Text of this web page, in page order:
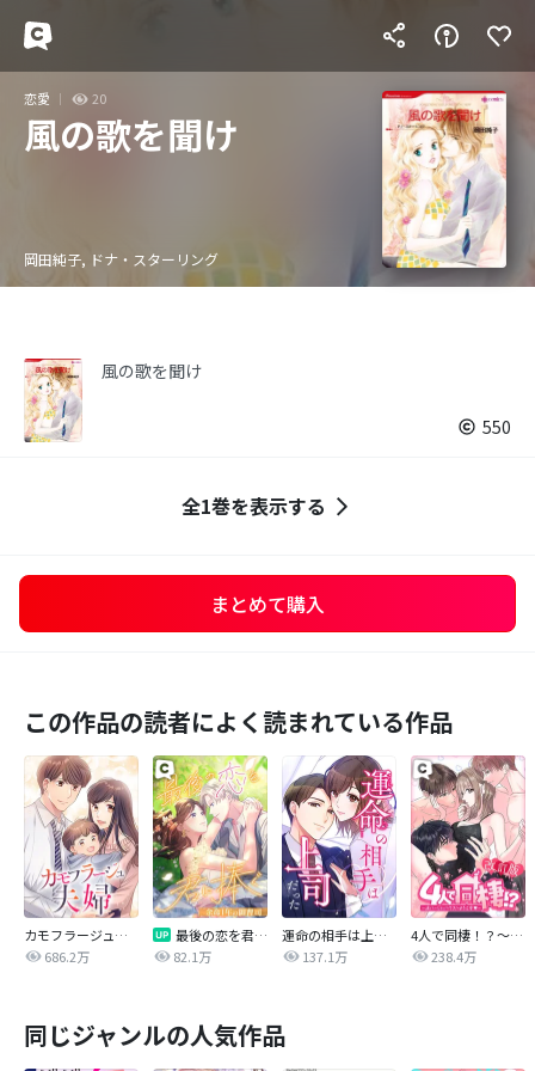
恋愛 20
風の歌を聞け
岡田純子, ドナ・スターリング
風の歌を聞け
550
全1巻を表示する
まとめて購入
この作品の読者によく読まれている作品
カモフラージュ夫婦
686.2万
最後の恋を君に捧ぐ～余命1年の御曹司～
82.1万
運命の相手は上司だった
137.1万
4人で同棲！？～逆ハーレムハウスへようこそ♥～【改訂版】
238.4万
同じジャンルの人気作品